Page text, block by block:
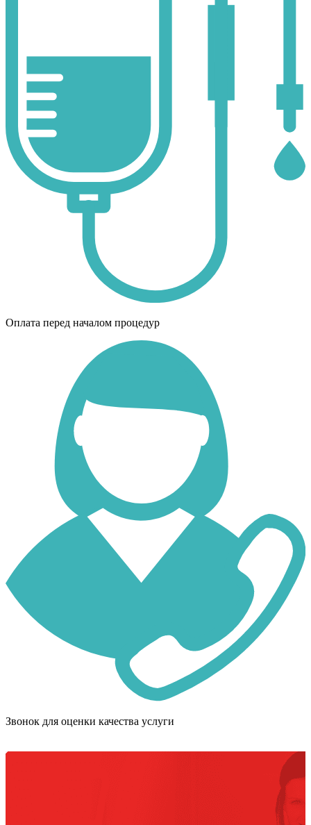
Оплата перед началом процедур
Звонок для оценки качества услуги